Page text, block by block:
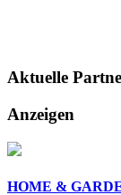
Aktuelle
Anzeigen
HOME &